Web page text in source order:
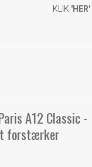
KLIK 'HER'
A12 Classic -
forstærker